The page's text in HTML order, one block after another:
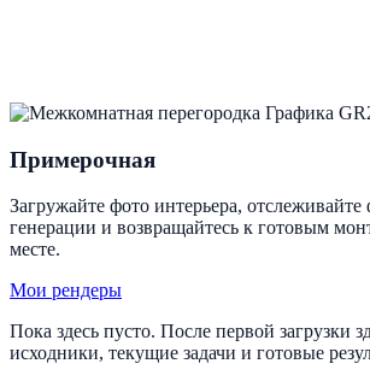
Примерочная
Загружайте фото интерьера,
генерации и возвращайтесь к готовым
месте.
Мои рендеры
Пока здесь пусто. После первой загрузки
исходники, текущие задачи и готовые